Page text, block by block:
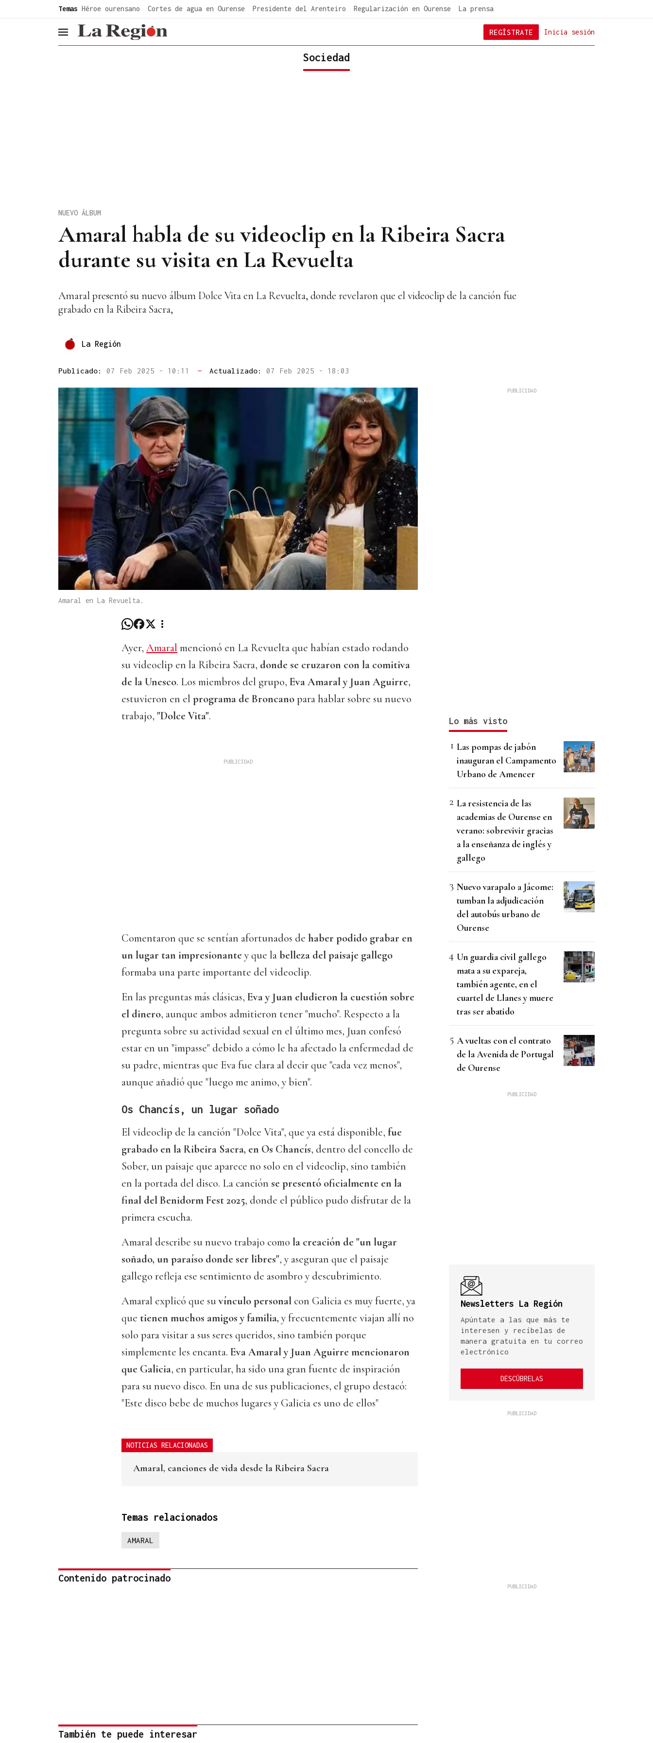
Temas Héroe ourensano Cortes de agua en Ourense Presidente del Arenteiro Regularización en Ourense La prensa
header.menu.open Inicia sesión
REGÍSTRATE
Sociedad
Amaral habla de su videoclip en la Ribeira Sacra
durante su visita en La Revuelta
NUEVO ÁLBUM
Amaral presentó su nuevo álbum Dolce Vita en La Revuelta, donde revelaron que el videoclip de la canción fue
grabado en la Ribeira Sacra,
La Región
Publicado: 07 Feb 2025 - 10:11 — Actualizado: 07 Feb 2025 - 18:03
Amaral en La Revuelta.
Ayer, Amaral mencionó en La Revuelta que habían estado rodando
su videoclip en la Ribeira Sacra, donde se cruzaron con la comitiva
de la Unesco. Los miembros del grupo, Eva Amaral y Juan Aguirre,
estuvieron en el programa de Broncanopara hablar sobre su nuevo
trabajo, "Dolce Vita".
Comentaron que se sentían afortunados de haber podido grabar en
un lugar tan impresionante y que la belleza del paisaje gallego
formaba una parte importante del videoclip.
En las preguntas más clásicas, Eva y Juan eludieron la cuestión sobre
el dinero, aunque ambos admitieron tener "mucho". Respecto a la
pregunta sobre su actividad sexual en el último mes, Juan confesó
estar en un "impasse" debido a cómo le ha afectado la enfermedad de
su padre, mientras que Eva fue clara al decir que "cada vez menos",
aunque añadió que "luego me animo, y bien".
Os Chancís, un lugar soñado
El videoclip de la canción "Dolce Vita", que ya está disponible, fue
grabado en la Ribeira Sacra, en Os Chancís, dentro del concello de
Sober, un paisaje que aparece no solo en el videoclip, sino también
en la portada del disco. La canción se presentó oficialmente en la
final del Benidorm Fest 2025, donde el público pudo disfrutar de la
primera escucha.
Amaral describe su nuevo trabajo como la creación de "un lugar
soñado, un paraíso donde ser libres", y aseguran que el paisaje
gallego refleja ese sentimiento de asombro y descubrimiento.
Amaral explicó que suvínculo personal con Galicia es muy fuerte, ya
que tienen muchos amigos y familia, y frecuentemente viajan allí no
solo para visitar a sus seres queridos, sino también porque
simplemente les encanta. Eva Amaral y Juan Aguirre mencionaron
que Galicia, en particular, ha sido una gran fuente de inspiración
para su nuevo disco. En una de sus publicaciones, el grupo destacó:
"Este disco bebe de muchos lugares y Galicia es uno de ellos"
NOTICIAS RELACIONADAS
Amaral, canciones de vida desde la Ribeira Sacra
Temas relacionados
AMARAL
Contenido patrocinado
También te puede interesar
Lo más visto
Las pompas de jabón
inauguran el Campamento
Urbano de Amencer
La resistencia de las
academias de Ourense en
verano: sobrevivir gracias
a la enseñanza de inglés y
gallego
Nuevo varapalo a Jácome:
tumban la adjudicación
del autobús urbano de
Ourense
Un guardia civil gallego
mata a su expareja,
también agente, en el
cuartel de Llanes y muere
tras ser abatido
A vueltas con el contrato
de la Avenida de Portugal
de Ourense
Newsletters La Región
Apúntate a las que más te
interesen y recíbelas de
manera gratuita en tu correo
electrónico
DESCÚBRELAS